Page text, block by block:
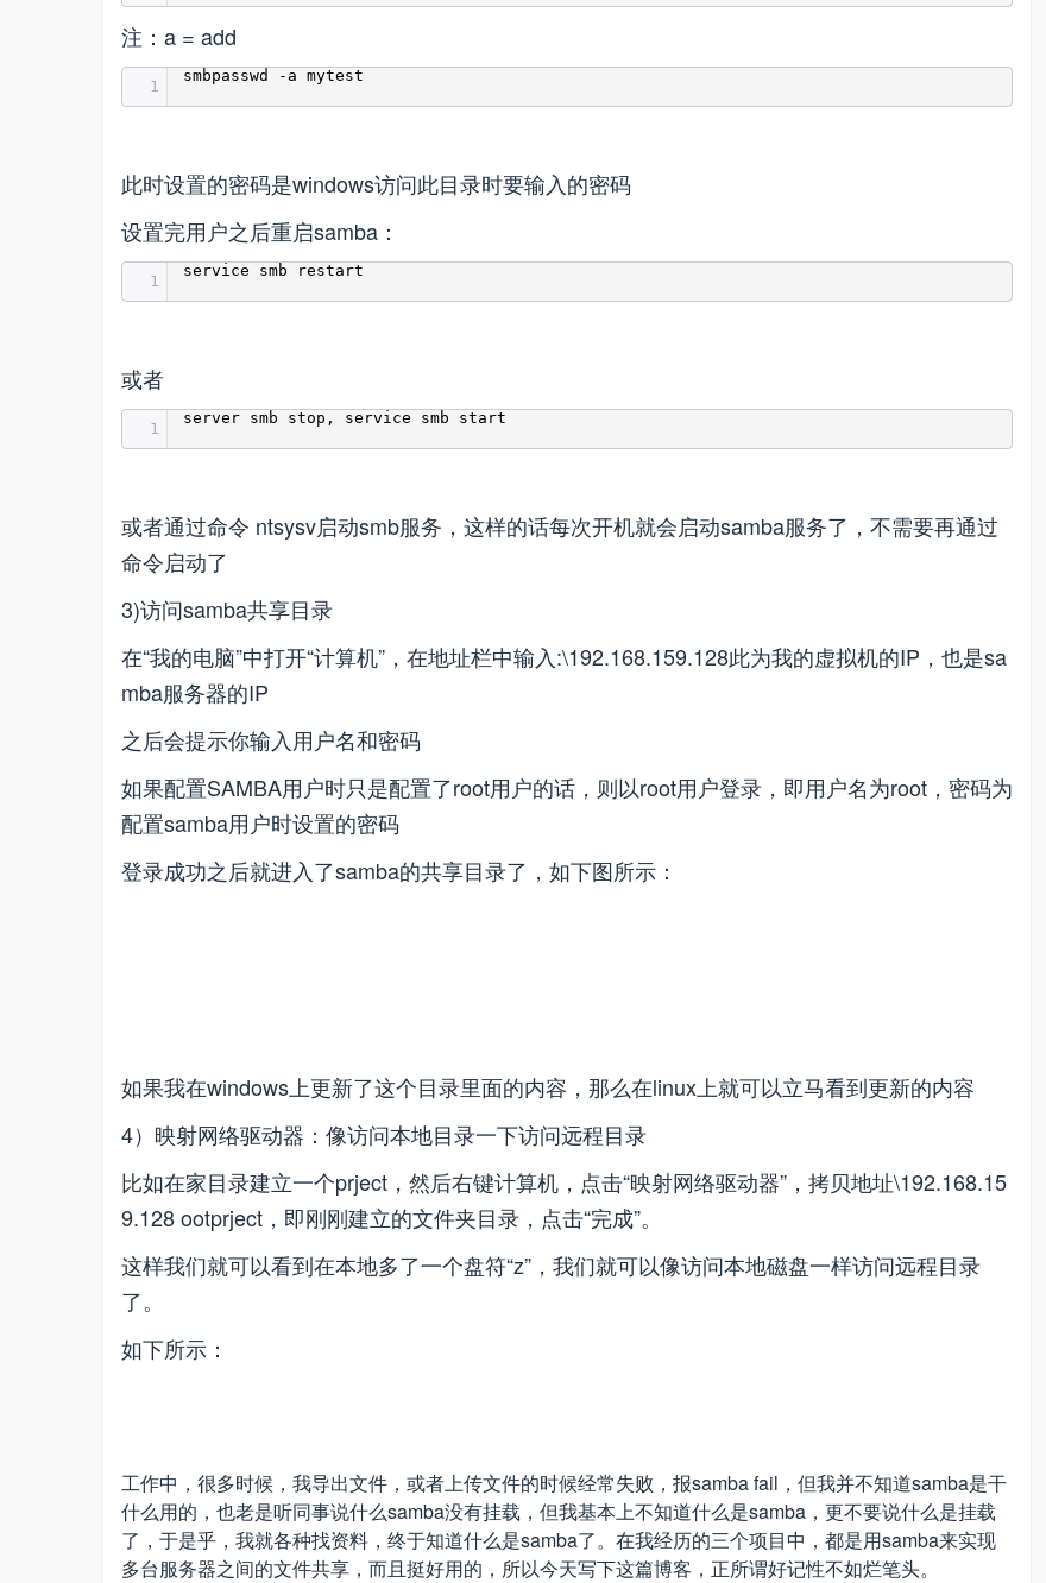
注：a = add
1
smbpasswd -a mytest
此时设置的密码是windows访问此目录时要输入的密码
设置完用户之后重启samba：
1
service smb restart
或者
1
server smb stop, service smb start
或者通过命令 ntsysv启动smb服务，这样的话每次开机就会启动samba服务了，不需要再通过
命令启动了
3)访问samba共享目录
在“我的电脑”中打开“计算机”，在地址栏中输入:\192.168.159.128此为我的虚拟机的IP，也是sa
mba服务器的IP
之后会提示你输入用户名和密码
如果配置SAMBA用户时只是配置了root用户的话，则以root用户登录，即用户名为root，密码为
配置samba用户时设置的密码
登录成功之后就进入了samba的共享目录了，如下图所示：
如果我在windows上更新了这个目录里面的内容，那么在linux上就可以立马看到更新的内容
4）映射网络驱动器：像访问本地目录一下访问远程目录
比如在家目录建立一个prject，然后右键计算机，点击“映射网络驱动器”，拷贝地址\192.168.15
9.128 ootprject，即刚刚建立的文件夹目录，点击“完成”。
这样我们就可以看到在本地多了一个盘符“z”，我们就可以像访问本地磁盘一样访问远程目录
了。
如下所示：
工作中，很多时候，我导出文件，或者上传文件的时候经常失败，报samba fail，但我并不知道samba是干
什么用的，也老是听同事说什么samba没有挂载，但我基本上不知道什么是samba，更不要说什么是挂载
了，于是乎，我就各种找资料，终于知道什么是samba了。在我经历的三个项目中，都是用samba来实现
多台服务器之间的文件共享，而且挺好用的，所以今天写下这篇博客，正所谓好记性不如烂笔头。